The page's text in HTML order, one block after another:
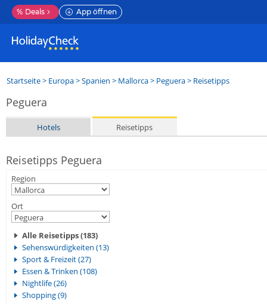
% Deals App öffnen
Startseite> Europa>Spanien > Mallorca> Peguera> Reisetipps
Peguera
Hotels Reisetipps
Reisetipps Peguera
Region
Ort
Alle Reisetipps (183)
Sehenswürdigkeiten (13)
Sport & Freizeit (27)
Essen & Trinken (108)
Nightlife (26)
Shopping (9)